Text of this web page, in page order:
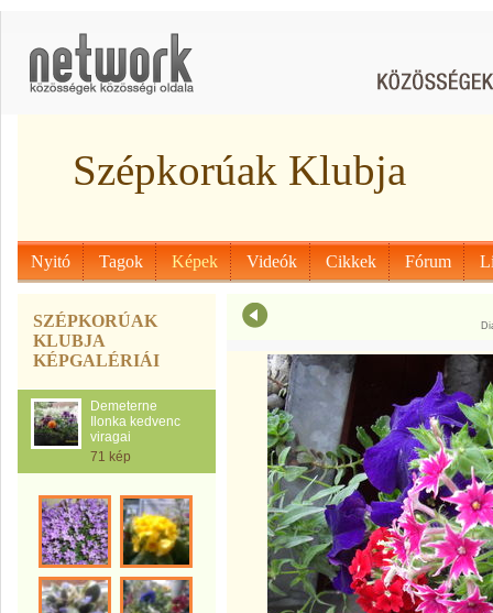
Szépkorúak Klubja
Nyitó Tagok Képek Videók Cikkek Fórum
SZÉPKORÚAK
KLUBJA
KÉPGALÉRIÁI
Demeterne
Ilonka kedvenc
viragai
71 kép